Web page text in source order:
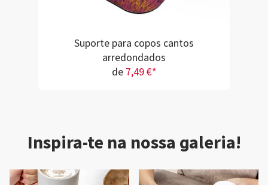
Suporte para copos cantos
arredondados
de 7,49 €*
Inspira-te na nossa galeria!